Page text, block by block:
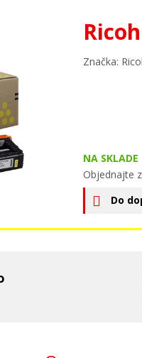
Značka:
NA SKLADE
Objednajte
Do